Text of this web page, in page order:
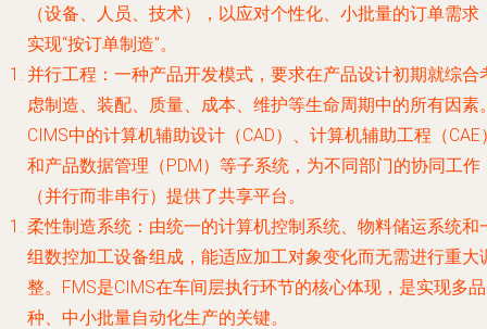
（设备、人员、技术），以应对个性化、小批量的订单需求
实现“按订单制造”。
并行工程 ：一种产品开发模式，要求在产品设计初期就综合
虑制造、装配、质量、成本、维护等生命周期中的所有因素
CIMS中的计算机辅助设计（CAD）、计算机辅助工程（CAE
和产品数据管理（PDM）等子系统，为不同部门的协同工作
（并行而非串行）提供了共享平台。
柔性制造系统 ：由统一的计算机控制系统、物料储运系统和
组数控加工设备组成，能适应加工对象变化而无需进行重大
整。FMS是CIMS在车间层执行环节的核心体现，是实现多品
种、中小批量自动化生产的关键。